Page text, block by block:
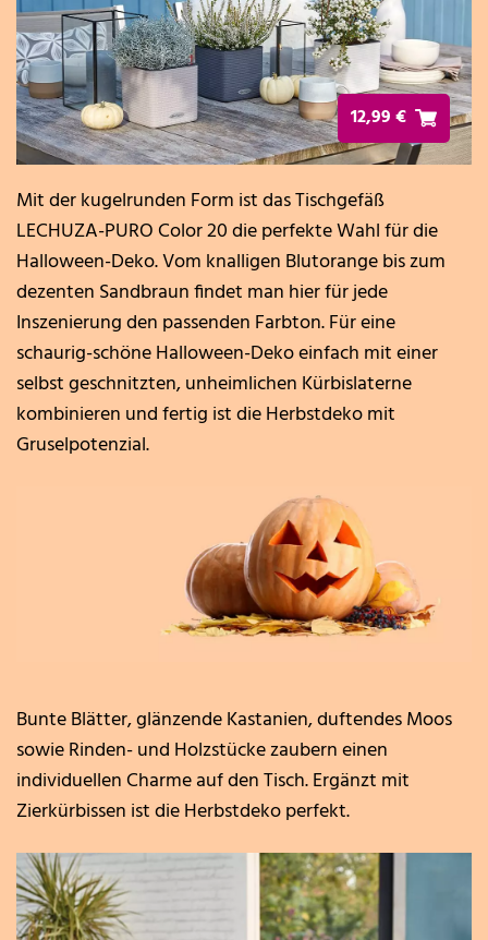
12,99 €
Mit der kugelrunden Form ist das Tischgefäß
LECHUZA-PURO Color 20 die perfekte Wahl für die
Halloween-Deko. Vom knalligen Blutorange bis zum
dezenten Sandbraun findet man hier für jede
Inszenierung den passenden Farbton. Für eine
schaurig-schöne Halloween-Deko einfach mit einer
selbst geschnitzten, unheimlichen Kürbislaterne
kombinieren und fertig ist die Herbstdeko mit
Gruselpotenzial.
Bunte Blätter, glänzende Kastanien, duftendes Moos
sowie Rinden- und Holzstücke zaubern einen
individuellen Charme auf den Tisch. Ergänzt mit
Zierkürbissen ist die Herbstdeko perfekt.